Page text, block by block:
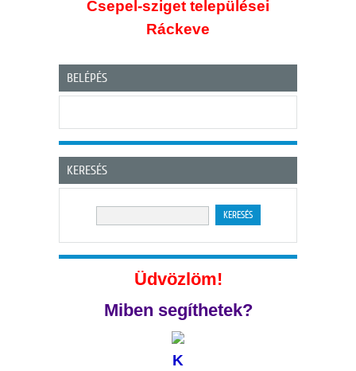
Csepel-sziget települései
Ráckeve
BELÉPÉS
KERESÉS
Üdvözlöm!
Miben segíthetek?
K